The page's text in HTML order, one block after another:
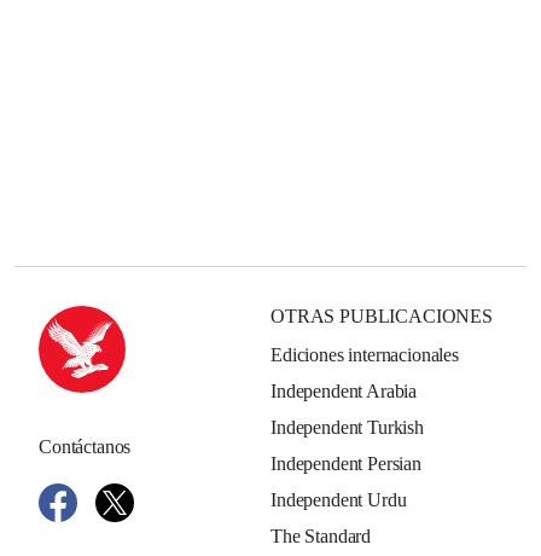
Contáctanos
OTRAS PUBLICACIONES
Ediciones internacionales
Independent Arabia
Independent Turkish
Independent Persian
Independent Urdu
The Standard